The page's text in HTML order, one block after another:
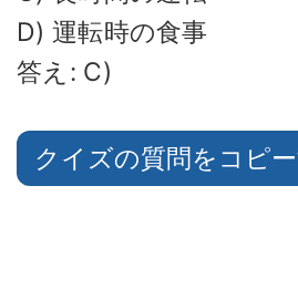
D) 運転時の食事
答え: C)
クイズの質問をコピ